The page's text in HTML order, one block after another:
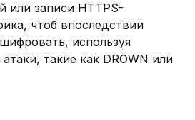
или записи HTTPS-
чтоб впоследствии
используя
такие как DROWN или